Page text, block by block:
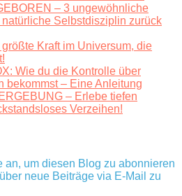
– 3 ungewöhnliche
Selbstdisziplin zurück
Kraft im Universum, die
Wie du die Kontrolle über
bekommst – Eine Anleitung
– Erlebe tiefen
Verzeihen!
an, um diesen Blog zu abonnieren
neue Beiträge via E-Mail zu